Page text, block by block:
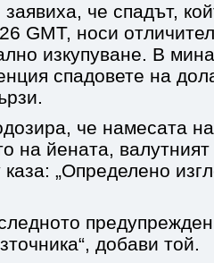
че спадът,
GMT, носи
изкупуване. В
спадовете на
че намесата
на йената,
„Определено
добави той.